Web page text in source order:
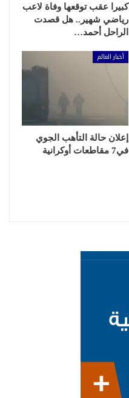
كبيرا عقب توقعها وفاة لاعب
رياضي شهير.. هل قصدت
الراحل أحمد…
أخبار العالم
إعلان حالة التأهب الجوي
في7 مقاطعات أوكرانية